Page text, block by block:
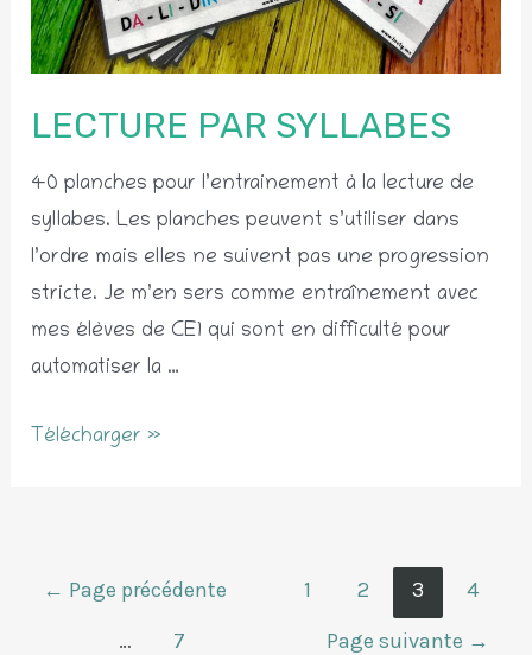
LECTURE PAR SYLLABES
40 planches pour l’entrainement à la lecture de
syllabes. Les planches peuvent s’utiliser dans
l’ordre mais elles ne suivent pas une progression
stricte. Je m’en sers comme entraînement avec
mes élèves de CE1 qui sont en difficulté pour
automatiser la …
Lecture
Télécharger »
Pagination
← Page précédente 1 2 3
4
…
7 Page suivante →